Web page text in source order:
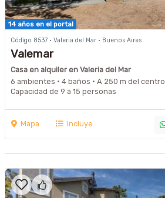
14 años en el portal
Código 8537 · Valeria del Mar · Buenos Aires
Valemar
Casa en alquiler en Valeria del Mar
6 ambientes · 4 baños · A 250 m del centro
Capacidad de 9 a 15 personas
Mapa Incluye